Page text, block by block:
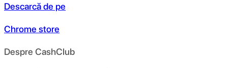
Descarcă de pe
Chrome store
Despre CashClub